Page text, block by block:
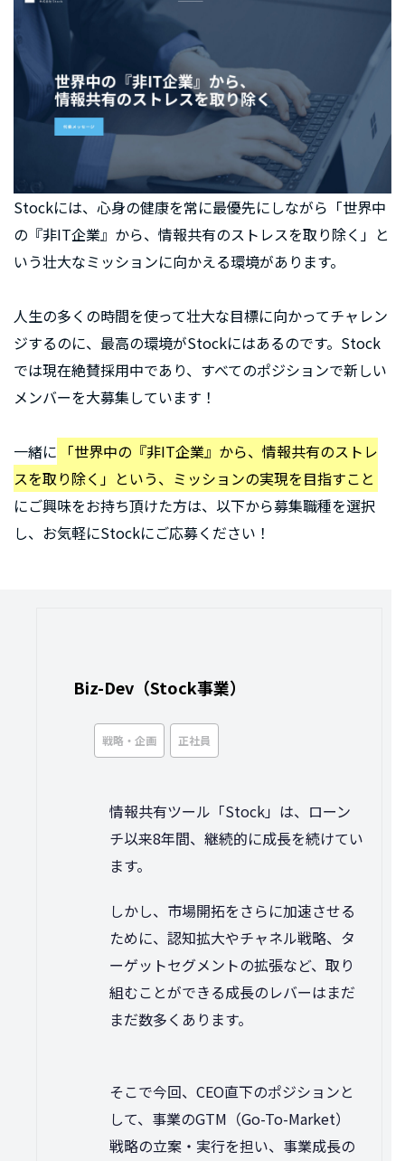
Stockには、心身の健康を常に最優先にしながら「世界中
の『非IT企業』から、情報共有のストレスを取り除く」と
いう壮大なミッションに向かえる環境があります。
人生の多くの時間を使って壮大な目標に向かってチャレン
ジするのに、最高の環境がStockにはあるのです。Stock
では現在絶賛採用中であり、すべてのポジションで新しい
メンバーを大募集しています！
一緒に 「世界中の『非IT企業』から、情報共有のストレ
スを取り除く」という、ミッションの実現を目指すこと
にご興味をお持ち頂けた方は、以下から募集職種を選択
し、お気軽にStockにご応募ください！
Biz-Dev（Stock事業）
戦略・企画 正社員
情報共有ツール「Stock」は、ローン
チ以来8年間、継続的に成長を続けてい
ます。
しかし、市場開拓をさらに加速させる
ために、認知拡大やチャネル戦略、タ
ーゲットセグメントの拡張など、取り
組むことができる成長のレバーはまだ
まだ数多くあります。
そこで今回、CEO直下のポジションと
して、事業のGTM（Go-To-Market）
戦略の立案・実行を担い、事業成長の